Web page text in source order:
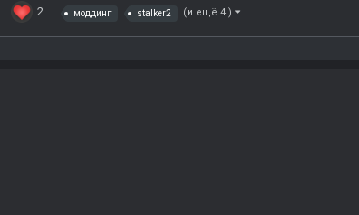
2 моддинг stalker2 (и ещё 4 )